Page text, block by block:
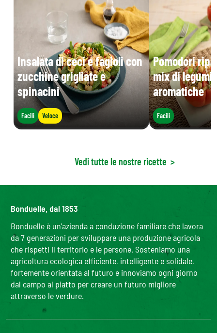
Insalata di ceci e fagioli con
zucchine grigliate e
spinacini
Facili Veloce
Pomodori
mix di legumi
aromatiche
Facili
Vedi tutte le nostre ricette >
Bonduelle, dal 1853
Bonduelle è un'azienda a conduzione familiare che lavora
da 7 generazioni per sviluppare una produzione agricola
che rispetti il territorio e le persone. Sosteniamo una
agricoltura ecologica efficiente, intelligente e solidale,
fortemente orientata al futuro e innoviamo ogni giorno
dal campo al piatto per creare un futuro migliore
attraverso le verdure.